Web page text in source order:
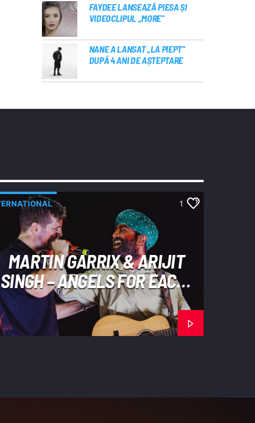
FAYDEE LANSEAZĂ PIESA ȘI
VIDEOCLIPUL „MORE”
NANE A LANSAT „LA PIEPT”
DUPĂ 4 ANI DE AȘTEPTARE
1
MARTIN GARRIX & ARIJIT
SINGH – ANGELS FOR EACH
OTHER